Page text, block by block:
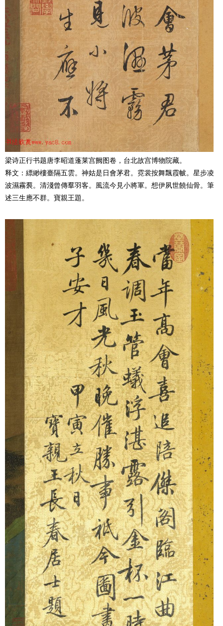
梁诗正行书题唐李昭道蓬莱宫阙图卷，台北故宫博物院藏。
释文：縹緲樓臺隔五雲。神姑是日會茅君。霓裳按舞飄霞帔。星步凌
波濕霧裠。清淺曾傳羣羽客。風流今見小將軍。想伊夙世饒仙骨。筆
述三生應不群。寶親王題。